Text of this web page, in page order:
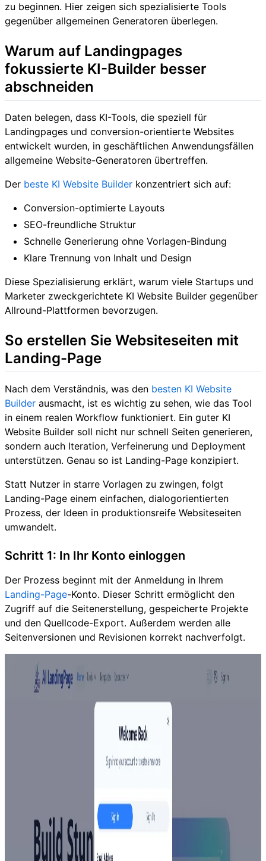
zu beginnen. Hier zeigen sich spezialisierte Tools
gegenüber allgemeinen Generatoren überlegen.
Warum auf Landingpages
fokussierte KI-Builder besser
abschneiden
Daten belegen, dass KI-Tools, die speziell für
Landingpages und conversion-orientierte Websites
entwickelt wurden, in geschäftlichen Anwendungsfällen
allgemeine Website-Generatoren übertreffen.
Der beste KI Website Builder konzentriert sich auf:
Conversion-optimierte Layouts
SEO-freundliche Struktur
Schnelle Generierung ohne Vorlagen-Bindung
Klare Trennung von Inhalt und Design
Diese Spezialisierung erklärt, warum viele Startups und
Marketer zweckgerichtete KI Website Builder gegenüber
Allround-Plattformen bevorzugen.
So erstellen Sie Websiteseiten mit
Landing-Page
Nach dem Verständnis, was den besten KI Website
Builder ausmacht, ist es wichtig zu sehen, wie das Tool
in einem realen Workflow funktioniert. Ein guter KI
Website Builder soll nicht nur schnell Seiten generieren,
sondern auch Iteration, Verfeinerung und Deployment
unterstützen. Genau so ist Landing-Page konzipiert.
Statt Nutzer in starre Vorlagen zu zwingen, folgt
Landing-Page einem einfachen, dialogorientierten
Prozess, der Ideen in produktionsreife Websiteseiten
umwandelt.
Schritt 1: In Ihr Konto einloggen
Der Prozess beginnt mit der Anmeldung in Ihrem
Landing-Page-Konto. Dieser Schritt ermöglicht den
Zugriff auf die Seitenerstellung, gespeicherte Projekte
und den Quellcode-Export. Außerdem werden alle
Seitenversionen und Revisionen korrekt nachverfolgt.